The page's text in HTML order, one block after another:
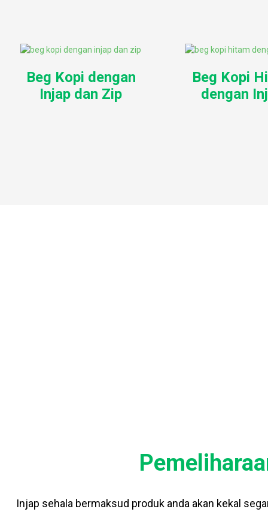
Beg Kopi dengan
Injap dan Zip
Beg Kopi
dengan
Injap sehala bermaksud produk anda akan kekal